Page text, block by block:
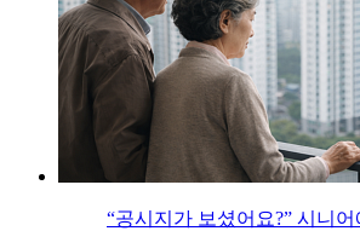
“공시지가 보셨어요?” 시니